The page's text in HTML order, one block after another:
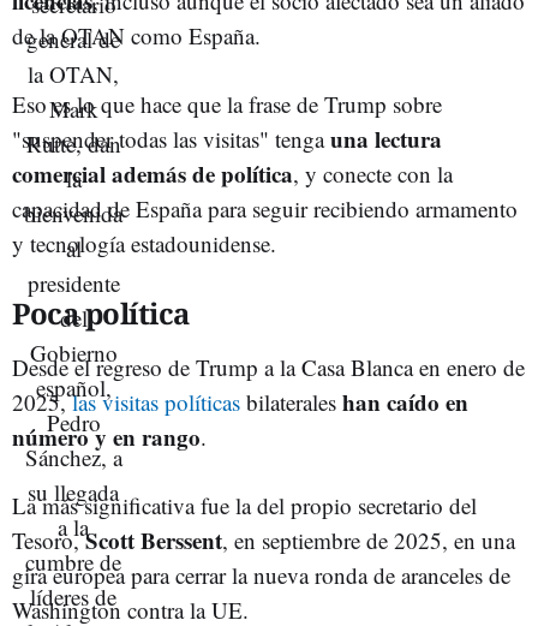
de la OTAN como España.
Eso es lo que hace que la frase de Trump sobre
"suspender todas las visitas" tengauna lectura
comercial además de política, y conecte con la
capacidad de España para seguir recibiendo armamento
y tecnología estadounidense.
Poca política
Desde el regreso de Trump a la Casa Blanca en enero de
2025,las visitas políticas bilaterales han caído en
número y en rango.
La más significativa fue la del propio secretario del
Tesoro,Scott Berssent, en septiembre de 2025, en una
gira europea para cerrar la nueva ronda de aranceles de
Washington contra la UE.